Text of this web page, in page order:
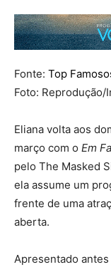
Fonte: Top
Foto: Reprodução/
Eliana volta aos
março com o Em
pelo The Masked
ela assume um
frente de uma
aberta.
Apresentado